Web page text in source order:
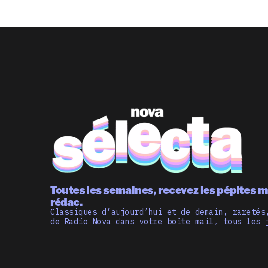
Toutes les semaines, recevez les pépites
rédac.
Classiques d’aujourd’hui et de demain,
de Radio Nova dans votre boîte mail, tous les